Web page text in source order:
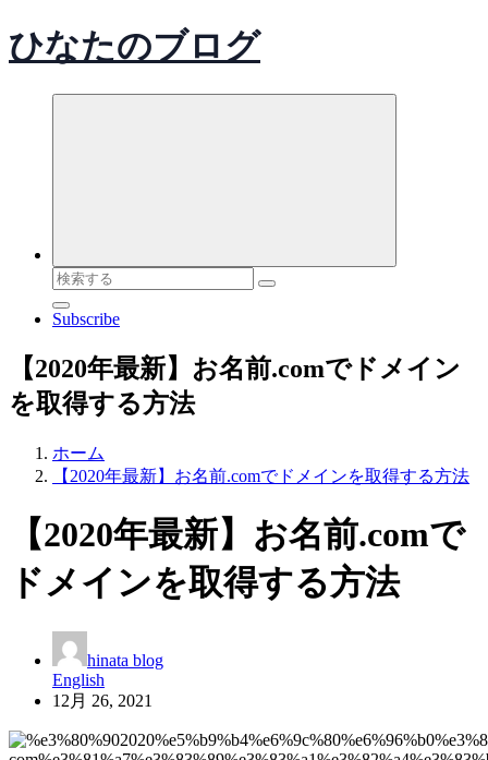
ひなたのブログ
検
索
対
Subscribe
【2020年最新】お名前.comでドメイン
を取得する方法
ホーム
【2020年最新】お名前.comでドメインを取得する方法
【2020年最新】お名前.comで
ドメインを取得する方法
hinata blog
English
12月 26, 2021